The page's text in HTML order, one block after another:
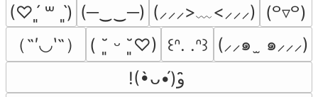
(♡ˊ͈ ꒳ ˋ͈) (─‿‿─) (⸝⸝⸝>﹏<⸝⸝⸝) (꒪▿꒪)
（˶′◡‵˶）
( ˘͈ ᵕ ˘͈♡) ꒰ᐢ. .ᐢ꒱ (⸝⸝๑  ̫ ๑⸝⸝⸝)